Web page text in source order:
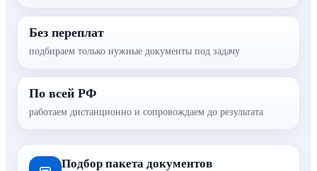
Без переплат
подбираем только нужные документы под задачу
По всей РФ
работаем дистанционно и сопровождаем до результата
Подбор пакета документов